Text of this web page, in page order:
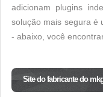
adicionam plugins
solução mais segura é
- abaixo, você
Site do fabricante do